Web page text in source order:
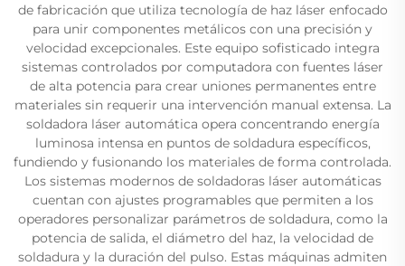
de fabricación que utiliza tecnología de haz láser enfocado
para unir componentes metálicos con una precisión y
velocidad excepcionales. Este equipo sofisticado integra
sistemas controlados por computadora con fuentes láser
de alta potencia para crear uniones permanentes entre
materiales sin requerir una intervención manual extensa. La
soldadora láser automática opera concentrando energía
luminosa intensa en puntos de soldadura específicos,
fundiendo y fusionando los materiales de forma controlada.
Los sistemas modernos de soldadoras láser automáticas
cuentan con ajustes programables que permiten a los
operadores personalizar parámetros de soldadura, como la
potencia de salida, el diámetro del haz, la velocidad de
soldadura y la duración del pulso. Estas máquinas admiten